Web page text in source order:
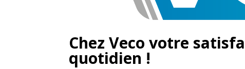
Chez Veco votre
quotidien !